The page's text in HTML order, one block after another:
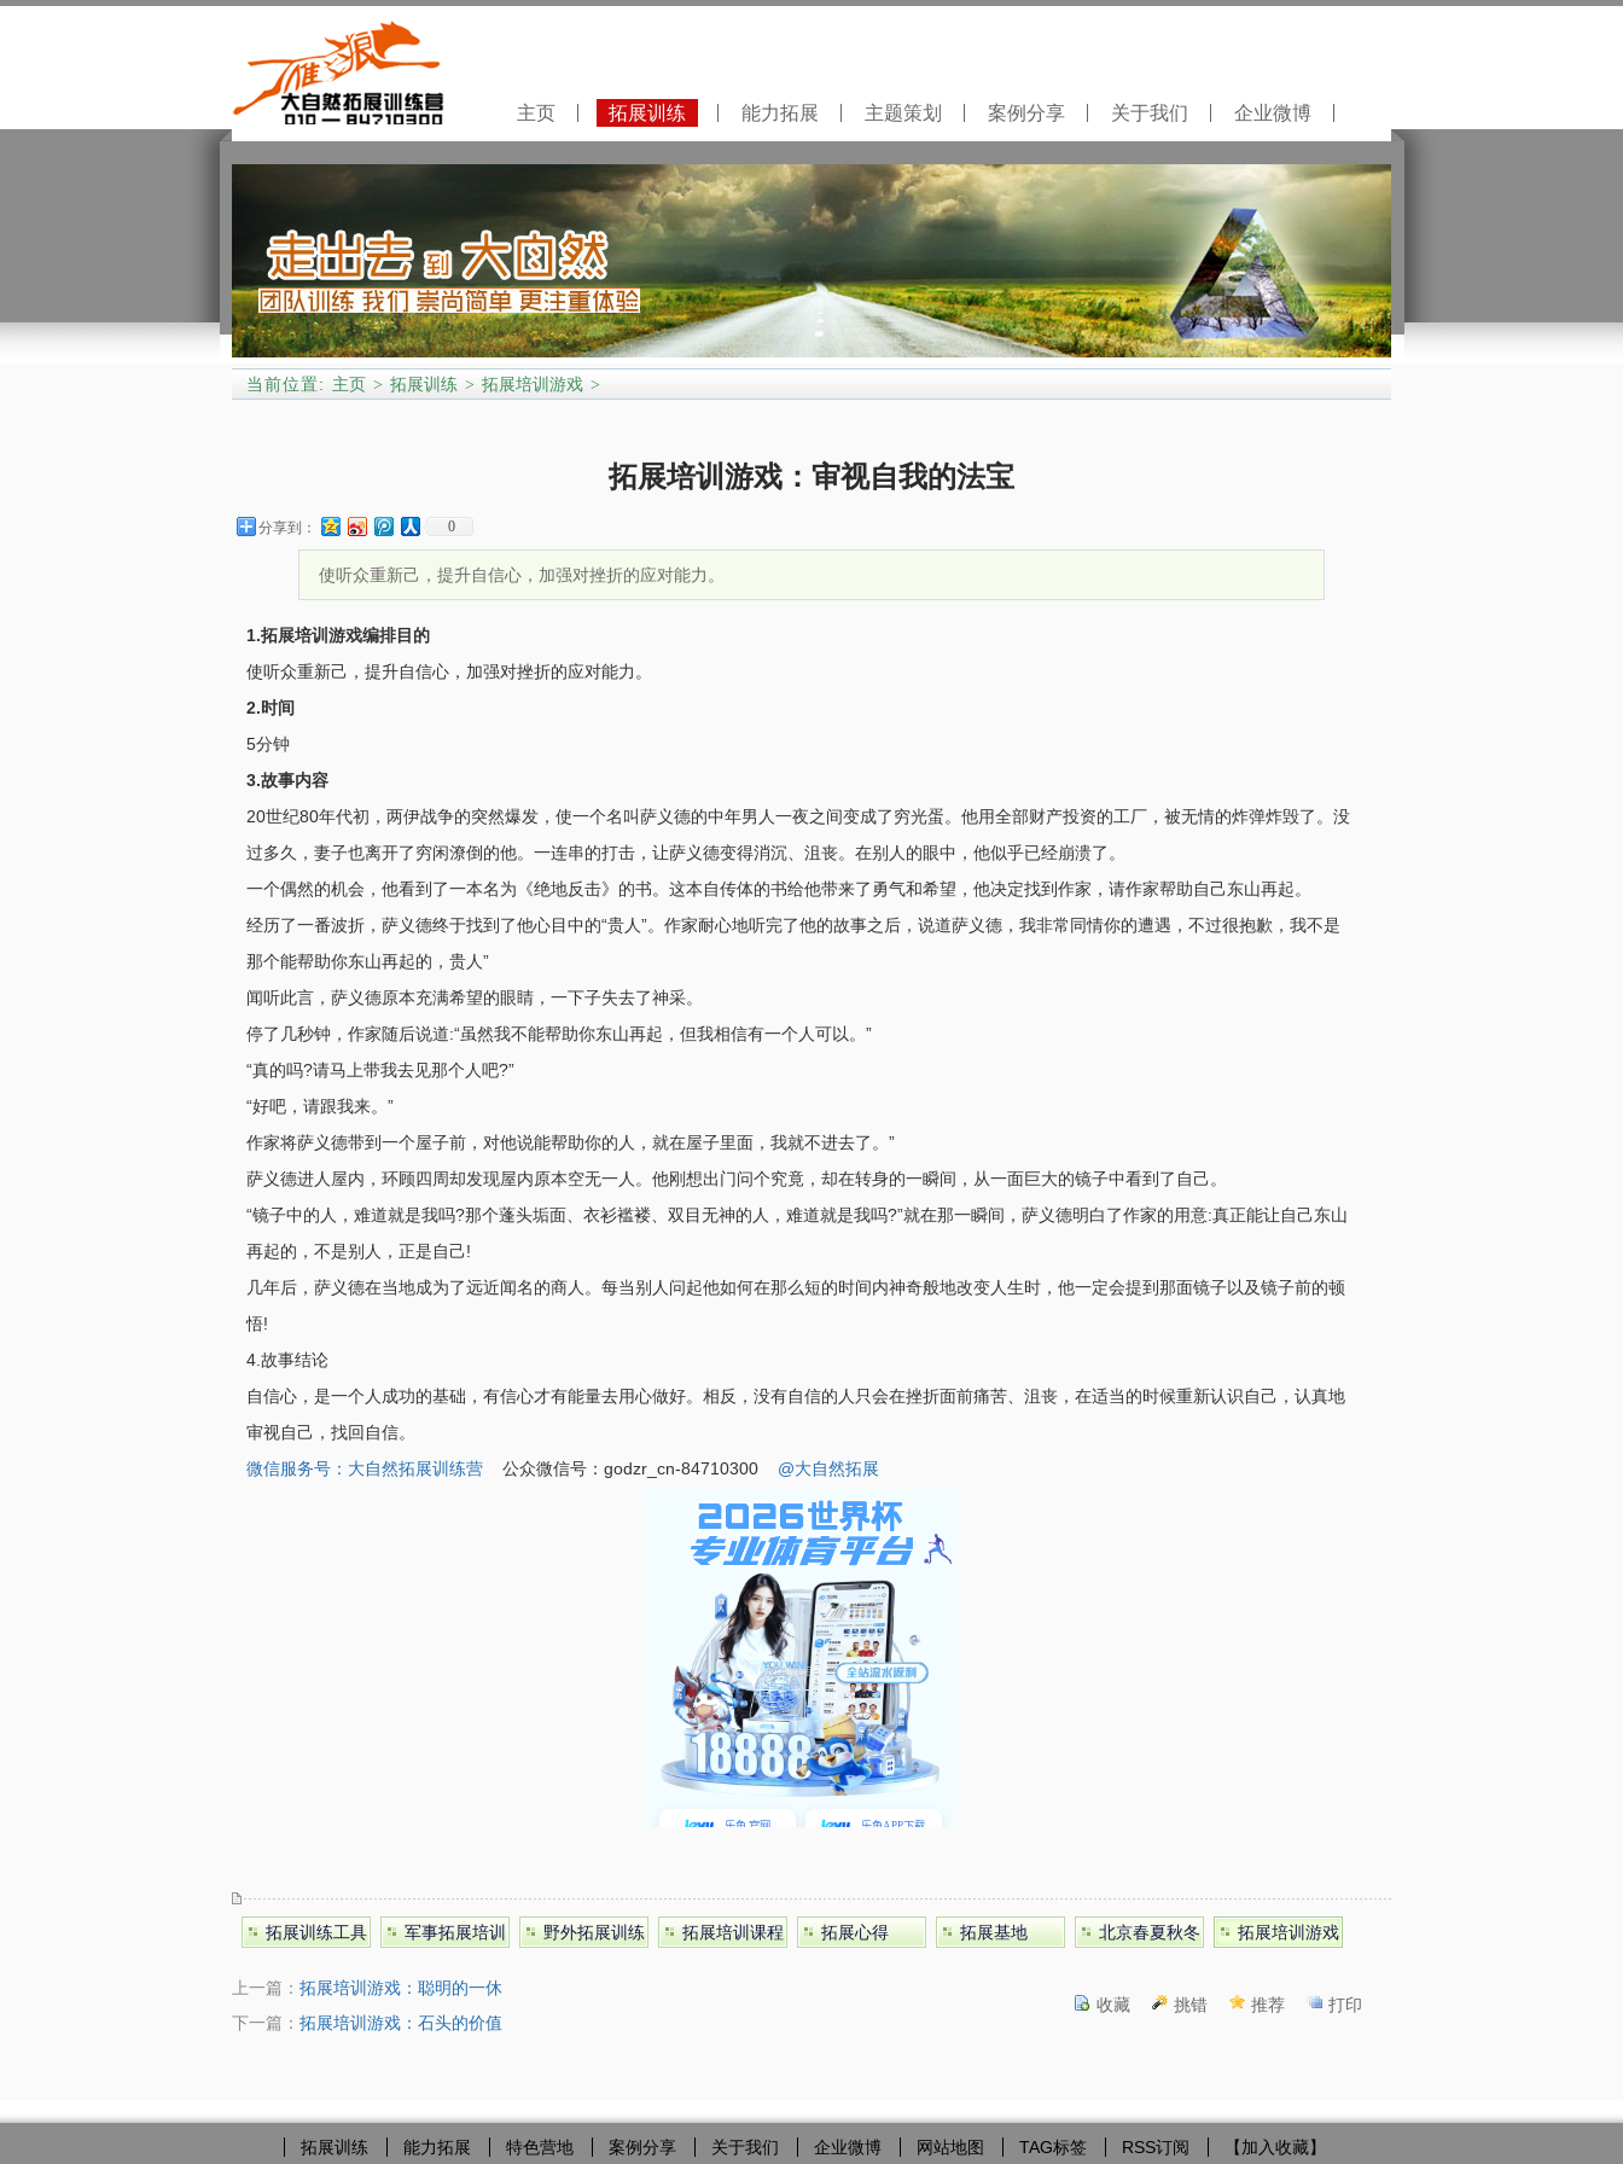
主页 拓展训练 能力拓展 主题策划 案例分享 关于我们 企业微博
当前位置: 主页 > 拓展训练 > 拓展培训游戏 >
拓展培训游戏：审视自我的法宝
分享到： 0
使听众重新己，提升自信心，加强对挫折的应对能力。
1.拓展培训游戏编排目的
使听众重新己，提升自信心，加强对挫折的应对能力。
2.时间
5分钟
3.故事内容
20世纪80年代初，两伊战争的突然爆发，使一个名叫萨义德的中年男人一夜之间变成了穷光蛋。他用全部财产投资的工厂，被无情的炸弹炸毁了。没
过多久，妻子也离开了穷闲潦倒的他。一连串的打击，让萨义德变得消沉、沮丧。在别人的眼中，他似乎已经崩溃了。
一个偶然的机会，他看到了一本名为《绝地反击》的书。这本自传体的书给他带来了勇气和希望，他决定找到作家，请作家帮助自己东山再起。
经历了一番波折，萨义德终于找到了他心目中的“贵人”。作家耐心地听完了他的故事之后，说道萨义德，我非常同情你的遭遇，不过很抱歉，我不是
那个能帮助你东山再起的，贵人”
闻听此言，萨义德原本充满希望的眼睛，一下子失去了神采。
停了几秒钟，作家随后说道:“虽然我不能帮助你东山再起，但我相信有一个人可以。”
“真的吗?请马上带我去见那个人吧?”
“好吧，请跟我来。”
作家将萨义德带到一个屋子前，对他说能帮助你的人，就在屋子里面，我就不进去了。”
萨义德进人屋内，环顾四周却发现屋内原本空无一人。他刚想出门问个究竟，却在转身的一瞬间，从一面巨大的镜子中看到了自己。
“镜子中的人，难道就是我吗?那个蓬头垢面、衣衫褴褛、双目无神的人，难道就是我吗?”就在那一瞬间，萨义德明白了作家的用意:真正能让自己东山
再起的，不是别人，正是自己!
几年后，萨义德在当地成为了远近闻名的商人。每当别人问起他如何在那么短的时间内神奇般地改变人生时，他一定会提到那面镜子以及镜子前的顿
悟!
4.故事结论
自信心，是一个人成功的基础，有信心才有能量去用心做好。相反，没有自信的人只会在挫折面前痛苦、沮丧，在适当的时候重新认识自己，认真地
审视自己，找回自信。
微信服务号：大自然拓展训练营 公众微信号：godzr_cn-84710300 @大自然拓展
拓展训练工具 军事拓展培训 野外拓展训练 拓展培训课程 拓展心得 拓展基地 北京春夏秋冬 拓展培训游戏
上一篇： 拓展培训游戏：聪明的一休
下一篇： 拓展培训游戏：石头的价值
收藏 挑错 推荐 打印
拓展训练 能力拓展 特色营地 案例分享 关于我们 企业微博 网站地图 TAG标签 RSS订阅 【加入收藏】